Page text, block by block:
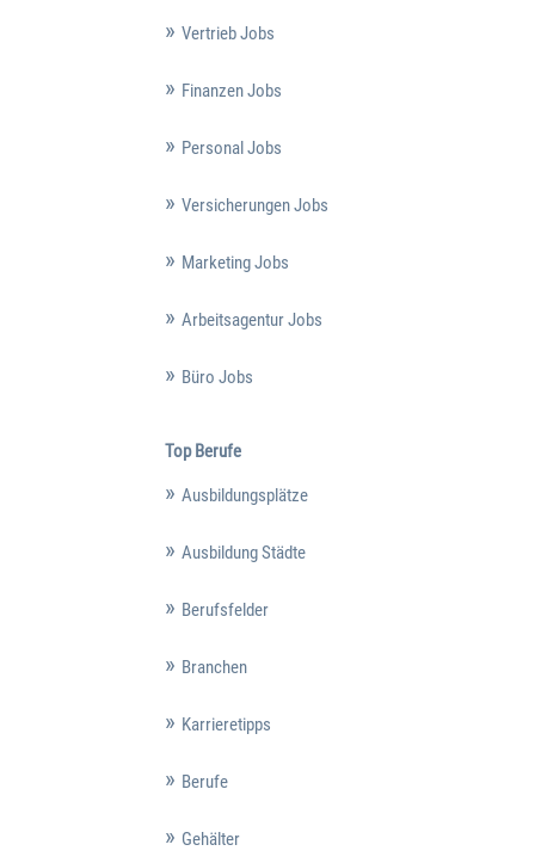
Vertrieb Jobs
Finanzen Jobs
Personal Jobs
Versicherungen Jobs
Marketing Jobs
Arbeitsagentur Jobs
Büro Jobs
Top Berufe
Ausbildungsplätze
Ausbildung Städte
Berufsfelder
Branchen
Karrieretipps
Berufe
Gehälter